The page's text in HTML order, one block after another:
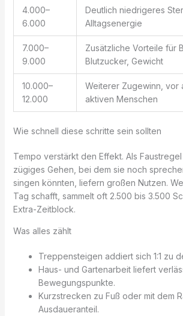
4.000–
6.000
Deutlich niedrigeres
Alltagsenergie
7.000–
9.000
Zusätzliche Vorteile für
Blutzucker, Gewicht
10.000–
12.000
Weiterer Zugewinn, vor
aktiven Menschen
Wie schnell diese schritte sein sollten
Tempo verstärkt den Effekt. Als Faustregel
zügiges Gehen, bei dem sie noch
singen könnten, liefern großen Nutzen.
Tag schafft, sammelt oft 2.500 bis 3.500
Extra-Zeitblock.
Was alles zählt
Treppensteigen addiert sich 1:1 zu
Haus- und Gartenarbeit liefert
Bewegungspunkte.
Kurzstrecken zu Fuß oder mit dem
Ausdaueranteil.